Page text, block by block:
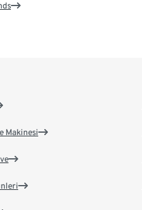
Makinesi